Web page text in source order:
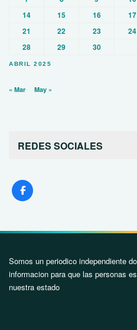
ABRIL 2025
14
15 16 17
21
22 23 24
28
29 30
« Mar May »
REDES SOCIALES
Somos un periodico independiente
informacion para que las personas
nuestra estado